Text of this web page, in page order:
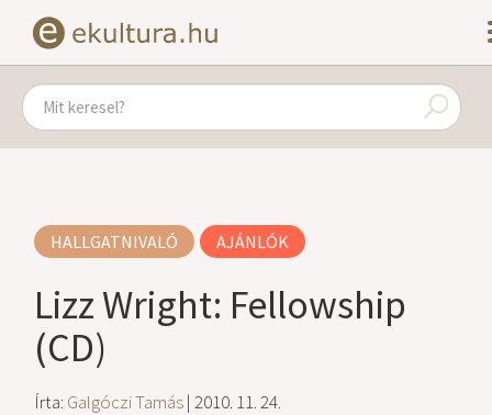
HALLGATNIVALÓ AJÁNLÓK
Lizz Wright: Fellowship
(CD)
Írta: Galgóczi Tamás| 2010. 11. 24.